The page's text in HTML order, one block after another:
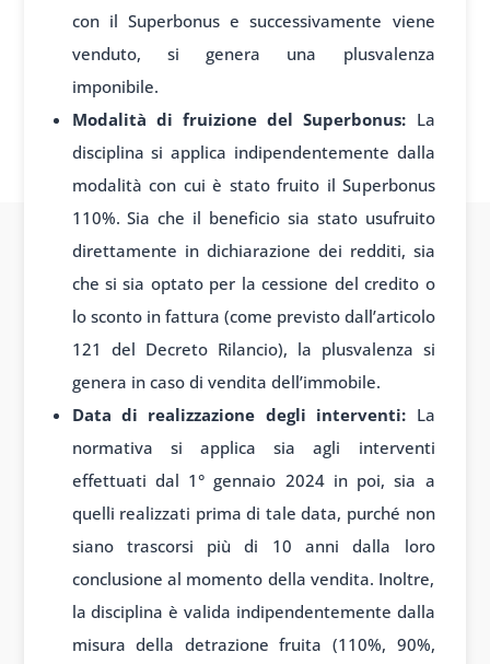
con il Superbonus e successivamente viene
venduto, si genera una plusvalenza
imponibile.
Modalità di fruizione del Superbonus: La
disciplina si applica indipendentemente dalla
modalità con cui è stato fruito il Superbonus
110%. Sia che il beneficio sia stato usufruito
direttamente in dichiarazione dei redditi, sia
che si sia optato per la cessione del credito o
lo sconto in fattura (come previsto dall’articolo
121 del Decreto Rilancio), la plusvalenza si
genera in caso di vendita dell’immobile.
Data di realizzazione degli interventi: La
normativa si applica sia agli interventi
effettuati dal 1° gennaio 2024 in poi, sia a
quelli realizzati prima di tale data, purché non
siano trascorsi più di 10 anni dalla loro
conclusione al momento della vendita. Inoltre,
la disciplina è valida indipendentemente dalla
misura della detrazione fruita (110%, 90%,